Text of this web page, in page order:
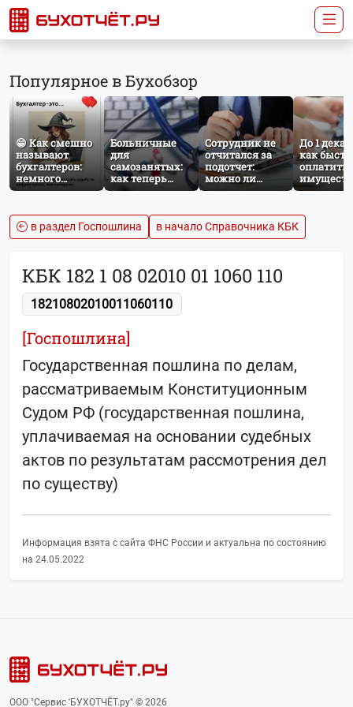
Популярное в Бухобзор
😁 Как смешно
называют
бухгалтеров:
немного
профессионального
Больничные
для
самозанятых:
как теперь
работает
социальное
страхование по
НПД
Сотрудник не
отчитался за
подотчет:
можно ли
удержать
зарплаты?
До 1
как
оплатить
налог за
ребёнка
в раздел Госпошлина
в начало Справочника КБК
КБК 182 1 08 02010 01 1060 110
18210802010011060110
[Госпошлина]
Государственная пошлина по делам,
рассматриваемым Конституционным
Судом РФ (государственная пошлина,
уплачиваемая на основании судебных
актов по результатам рассмотрения дел
по существу)
Информация взята с сайта ФНС России и актуальна по состоянию
на 24.05.2022
ООО "Сервис 'БУХОТЧЁТ.ру" © 2026